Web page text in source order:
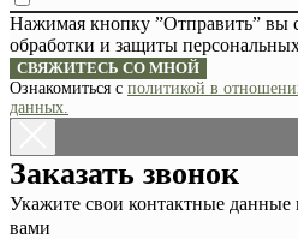
Нажимая кнопку ”Отправить” вы
обработки и защиты
СВЯЖИТЕСЬ СО МНОЙ
Ознакомиться с политикой в
данных.
Заказать звонок
Укажите свои контактные
вами